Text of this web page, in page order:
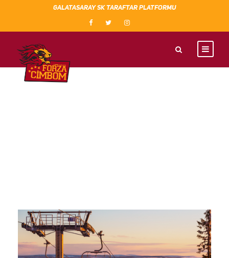
GALATASARAY SK TARAFTAR PLATFORMU